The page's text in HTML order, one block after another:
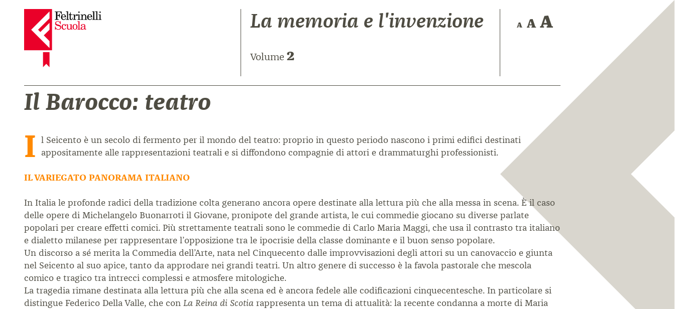
La memoria e l'invenzione
Volume2
Il Barocco: teatro
I l Seicento è un secolo di fermento per il mondo del teatro: proprio in questo periodo nascono i primi edifici destinati
appositamente alle rappresentazioni teatrali e si diffondono compagnie di attori e drammaturghi professionisti.
IL VARIEGATO PANORAMA ITALIANO
In Italia le profonde radici della tradizione colta generano ancora opere destinate alla lettura più che alla messa in scena. È il caso
delle opere di Michelangelo Buonarroti il Giovane, pronipote del grande artista, le cui commedie giocano su diverse parlate
popolari per creare effetti comici. Più strettamente teatrali sono le commedie di Carlo Maria Maggi, che usa il contrasto tra italiano
e dialetto milanese per rappresentare l’opposizione tra le ipocrisie della classe dominante e il buon senso popolare.
Un discorso a sé merita la Commedia dell’Arte, nata nel Cinquecento dalle improvvisazioni degli attori su un canovaccio e giunta
nel Seicento al suo apice, tanto da approdare nei grandi teatri. Un altro genere di successo è la favola pastorale che mescola
comico e tragico tra intrecci complessi e atmosfere mitologiche.
La tragedia rimane destinata alla lettura più che alla scena ed è ancora fedele alle codificazioni cinquecentesche. In particolare si
distingue Federico Della Valle, che con La Reina di Scotia rappresenta un tema di attualità: la recente condanna a morte di Maria